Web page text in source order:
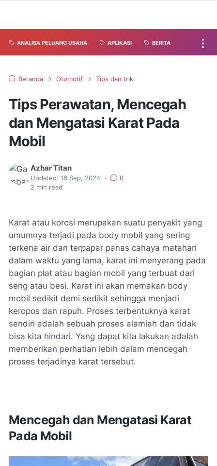
ANALISA PELUANG USAHA APLIKASI BERITA
Beranda Otomotif Tips dan trik
Tips Perawatan, Mencegah
dan Mengatasi Karat Pada
Mobil
Azhar Titan
Updated: 16 Sep, 2024 •
0
2 min read
Karat atau korosi merupakan suatu penyakit yang
umumnya terjadi pada body mobil yang sering
terkena air dan terpapar panas cahaya matahari
dalam waktu yang lama, karat ini menyerang pada
bagian plat atau bagian mobil yang terbuat dari
seng atau besi. Karat ini akan memakan body
mobil sedikit demi sedikit sehingga menjadi
keropos dan rapuh. Proses terbentuknya karat
sendiri adalah sebuah proses alamiah dan tidak
bisa kita hindari. Yang dapat kita lakukan adalah
memberikan perhatian lebih dalam mencegah
proses terjadinya karat tersebut.
Mencegah dan Mengatasi Karat
Pada Mobil